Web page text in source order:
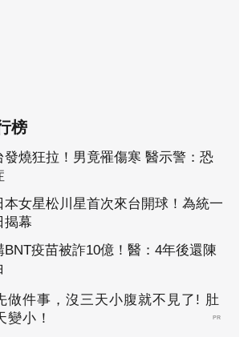
榜
發燒狂拉！男竟罹傷寒 醫示警：恐
本女星松川星首次來台開球！為統一
揭幕
BNT疫苗被詐10億！醫：4年後還陳
做件事，沒三天小腹就不見了! 肚
變小！
PR